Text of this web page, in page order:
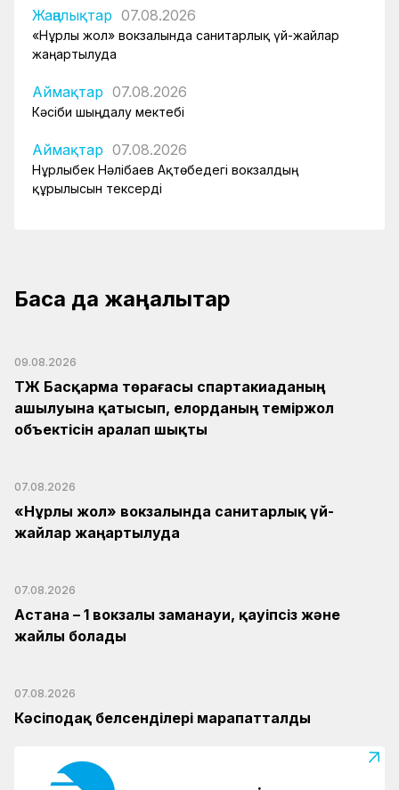
Жаңалықтар 07.08.2026
«Нұрлы жол» вокзалында санитарлық үй-жайлар
жаңартылуда
Аймақтар 07.08.2026
Кәсіби шыңдалу мектебі
Аймақтар 07.08.2026
Нұрлыбек Нәлібаев Ақтөбедегі вокзалдың
құрылысын тексерді
Басқа да жаңалықтар
09.08.2026
ҚТЖ Басқарма төрағасы спартакиаданың
ашылуына қатысып, елорданың теміржол
объектісін аралап шықты
07.08.2026
«Нұрлы жол» вокзалында санитарлық үй-
жайлар жаңартылуда
07.08.2026
Астана – 1 вокзалы заманауи, қауіпсіз және
жайлы болады
07.08.2026
Кәсіподақ белсенділері марапатталды